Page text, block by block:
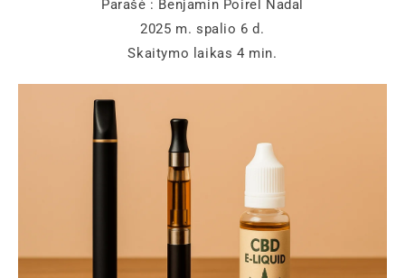
Parašė : Benjamin Poirel Nadal
2025 m. spalio 6 d.
Skaitymo laikas 4 min.